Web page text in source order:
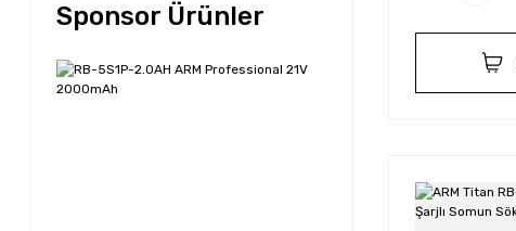
Sponsor Ürünler